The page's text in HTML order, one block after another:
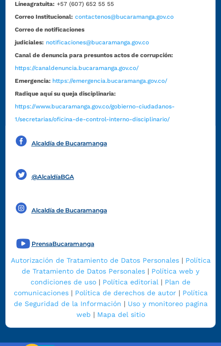
Líneagratuita: +57 (607) 652 55 55
Correo Institucional: contactenos@bucaramanga.gov.co
Correo de notificaciones
judiciales: notificaciones@bucaramanga.gov.co
Canal de denuncia para presuntos actos de corrupción:
https://canaldenuncia.bucaramanga.gov.co/
Emergencia: https://emergencia.bucaramanga.gov.co/
Radique aquí su queja disciplinaria:
https://www.bucaramanga.gov.co/gobierno-ciudadanos-
1/secretarias/oficina-de-control-interno-disciplinario/
Alcaldía de Bucaramanga
@AlcaldíaBGA
Alcaldía de Bucaramanga
PrensaBucaramanga
Autorización de Tratamiento de Datos Personales| Política
de Tratamiento de Datos Personales | Política web y
condiciones de uso | Política editorial | Plan de
comunicaciones| Política de derechos de autor| Política
de Seguridad de la Información | Uso y monitoreo pagina
web | Mapa del sitio